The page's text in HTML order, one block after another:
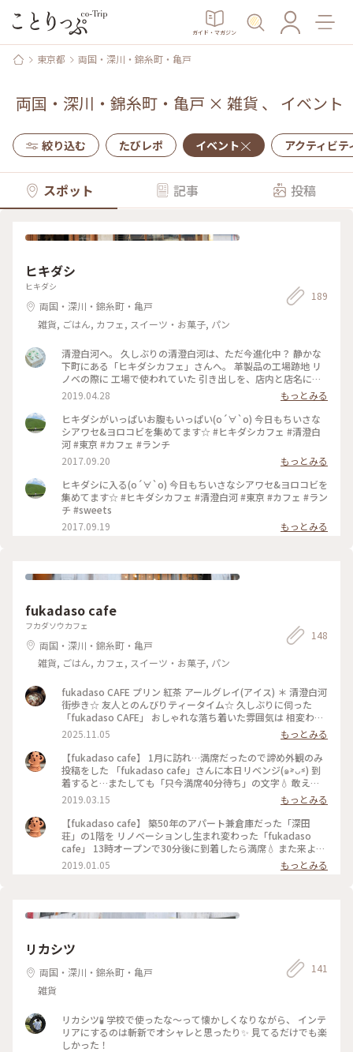
ガイド・マガジン
東京都 両国・深川・錦糸町・亀戸
両国・深川・錦糸町・亀戸 × 雑貨 、 イベント
絞り込む たびレポ イベント アクティビテ
スポット 記事 投稿
ヒキダシ
ヒキダシ
両国・深川・錦糸町・亀戸
雑貨, ごはん, カフェ, スイーツ・お菓子, パン
189
清澄白河へ。 久しぶりの清澄白河は、ただ今進化中？ 静かな
下町にある「ヒキダシカフェ」さんへ。 革製品の工場跡地 リ
ノベの際に 工場で使われていた 引き出しを、店内と店名に。
店内には たくさんの引き出し。 引き出しに入っているのは？
「夢と希望」だそう。。 うふふ、こういうのすてき。 このと
ころ、あれば注文する、 マイブームの ジンジャー系やレモン
系。 こちらでも、柚子ジンジャー（辛／甘）を。 もちろん、
辛口です。笑 #ふらり下町散歩#清澄白河#ヒキダシカフェ#自
2019.04.28
もっとみる
ヒキダシがいっぱいお腹もいっぱい(о´∀`о) 今日もちいさな
シアワセ&ヨロコビを集めてます☆ #ヒキダシカフェ #清澄白
河 #東京 #カフェ #ランチ
2017.09.20
もっとみる
ヒキダシに入る(о´∀`о) 今日もちいさなシアワセ&ヨロコビを
集めてます☆ #ヒキダシカフェ #清澄白河 #東京 #カフェ #ラン
チ #sweets
2017.09.19
もっとみる
fukadaso cafe
フカダソウカフェ
両国・深川・錦糸町・亀戸
雑貨, ごはん, カフェ, スイーツ・お菓子, パン
148
fukadaso CAFE プリン 紅茶 アールグレイ(アイス) ＊ 清澄白河
街歩き☆ 友人とのんびりティータイム☆ 久しぶりに伺った
「fukadaso CAFE」 おしゃれな落ち着いた雰囲気は 相変わら
ず素敵です☆ ＊ いただいたのは プリン☆ シルバーの器に 固
めのなつかしプリン☆ 口溶けはなめらか 生クリームにチェリ
ーがちょこん☆ カラメルほろ苦で おいしいプリンに笑顔溢れ
ます☆☆☆ またまた おしゃべりは続き 楽しいティータイムを
過ごしました☆ #ことりっぷ #プリン #カフェ #清澄白河 #江東
2025.11.05
もっとみる
【fukadaso cafe】 1月に訪れ…満席だったので諦め外観のみ
投稿をした 「fukadaso cafe」さんに本日リベンジ(๑˃̵ᴗ˂̵) 到
着すると…またしても「只今満席40分待ち」の文字💧 敢えて
目に入っていないことにし（笑） 2人なんですけど…と聞いて
みると 相席で良ければ〜と6人用くらいの大きなテーブル席へ
隣のテーブルとの間隔が広く席数は16席前後 居心地も良いの
で平日でも満席率が高くなるのかな_φ(･_･ 席に荷物を置いて
オーダーと支払いをしに行くシステムで 今回はスコーンを（^
人^） 他の方が写り込まないようにと撮っていたら このような
感じでしか残せず（苦笑） 〜蔵前→清澄白河散策〜 #フカダソ
2019.03.15
もっとみる
【fukadaso cafe】 築50年のアパート兼倉庫だった「深田
荘」の1階を リノベーションし生まれ変わった「fukadaso
cafe」 13時オープンで30分後に到着したら満席💧 また来よう
と潔く諦め外観のみの撮影 チョット覗いてみたら👀 座り心地
の良いソファー席が並び 長居したくなること間違いなしの雰
2019.01.05 もっとみる
リカシツ
両国・深川・錦糸町・亀戸
雑貨
141
リカシツ🧪 学校で使ったな〜って懐かしくなりながら、 インテ
リアにするのは斬新でオシャレと思ったり✨ 見てるだけでも楽
しかった！